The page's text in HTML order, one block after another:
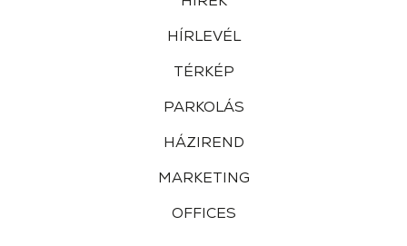
HÍRLEVÉL
TÉRKÉP
PARKOLÁS
HÁZIREND
MARKETING
OFFICES